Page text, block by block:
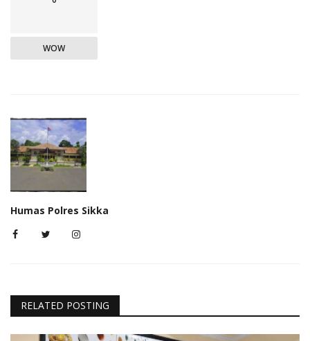
WOW
Humas Polres Sikka
RELATED POSTING